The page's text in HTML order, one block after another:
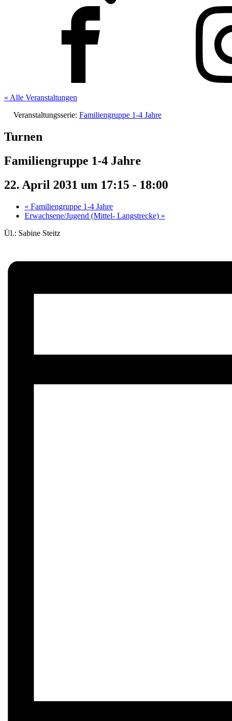
« Alle Veranstaltungen
Veranstaltungsserie: Familiengruppe 1-4 Jahre
Turnen
Familiengruppe 1-4 Jahre
22. April 2031 um 17:15 - 18:00
« Familiengruppe 1-4 Jahre
Erwachsene/Jugend (Mittel- Langstrecke) »
Ül.: Sabine Steitz